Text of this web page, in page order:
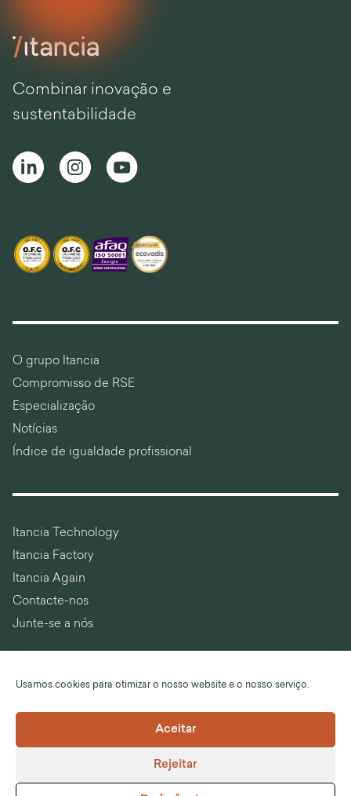
Usamos cookies para otimizar o nosso website e o nosso serviço.
Aceitar
Rejeitar
Combinar inovação e
sustentabilidade
O grupo Itancia
Compromisso de RSE
Especialização
Notícias
Índice de igualdade profissional
Itancia Technology
Itancia Factory
Itancia Again
Contacte-nos
Junte-se a nós
Termos e Condições Gerais de Venda